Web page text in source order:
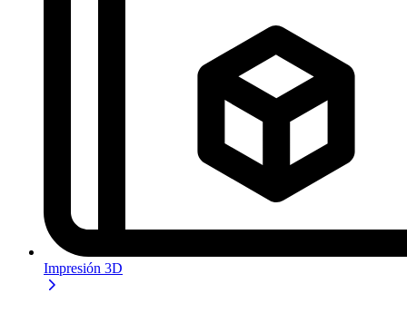
Impresión 3D